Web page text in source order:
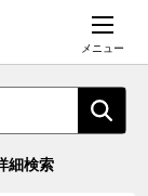
メニュー
細検索